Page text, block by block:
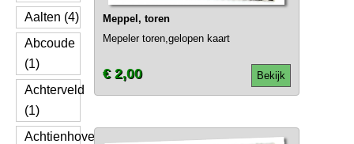
Aalten (4)
Abcoude
(1)
Achterveld
(1)
Achtienhoven
Meppel, toren
Mepeler toren,gelopen kaart
Bekijk
€ 2,00